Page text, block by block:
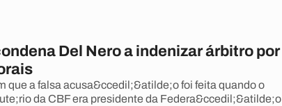
Del Nero a indenizar árbitro por
que a falsa acusa&ccedil;&atilde;o foi feita quando o
da CBF era presidente da Federa&ccedil;&atilde;o